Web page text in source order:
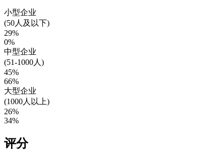
小型企业
(50人及以下)
29%
0%
中型企业
(51-1000人)
45%
66%
大型企业
(1000人以上)
26%
34%
评分